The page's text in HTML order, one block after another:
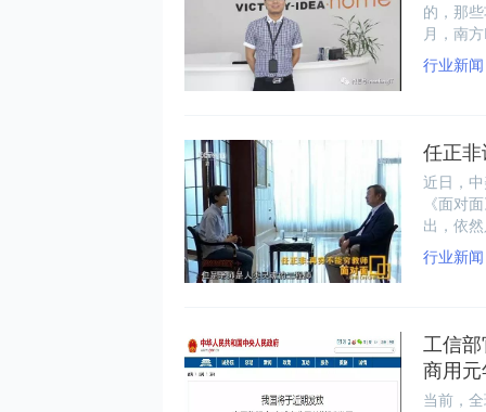
的，那
月，南
司研发
怀为他
行业新闻
任正
近日，
《面对
出，依
码在于
们的思
行业新闻
工信
商用元
当前，